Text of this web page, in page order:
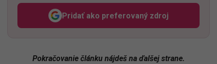
Pridať ako preferovaný zdroj
Odzadu, odkaz sa otvorí v
Pokračovanie článku nájdeš na ďalšej strane.